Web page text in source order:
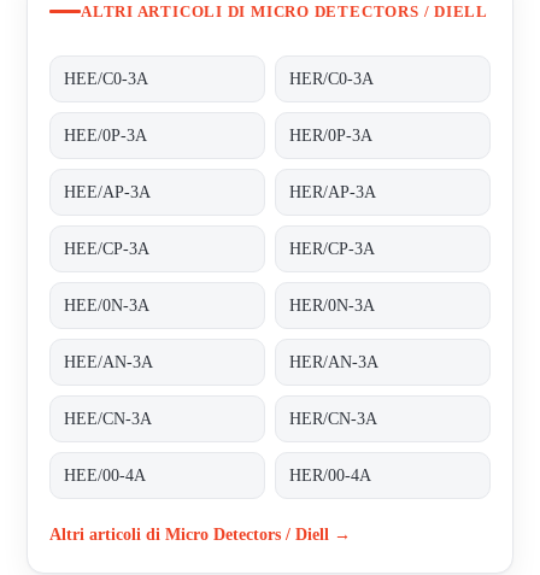
ALTRI ARTICOLI DI MICRO DETECTORS / DIELL
HEE/C0-3A HER/C0-3A
HEE/0P-3A HER/0P-3A
HEE/AP-3A HER/AP-3A
HEE/CP-3A HER/CP-3A
HEE/0N-3A HER/0N-3A
HEE/AN-3A HER/AN-3A
HEE/CN-3A HER/CN-3A
HEE/00-4A HER/00-4A
Altri articoli di Micro Detectors / Diell →